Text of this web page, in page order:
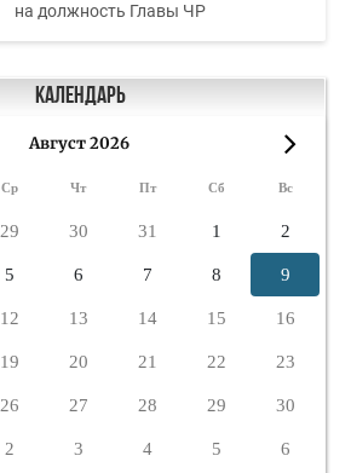
на должность Главы ЧР
Календарь
Август 2026
Ср Чт Пт Сб Вс
29 30 31 1 2
5 6 7 8 9
12 13 14 15 16
19 20 21 22 23
26 27 28 29 30
2 3 4 5 6